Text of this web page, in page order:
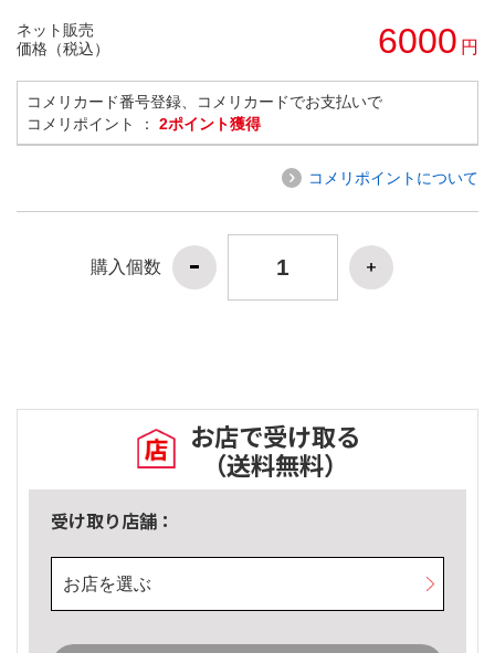
ネット販売
価格（税込）
6000 円
コメリカード番号登録、コメリカードでお支払いで
コメリポイント ： 2ポイント獲得
コメリポイントについて
購入個数
お店で受け取る
（送料無料）
受け取り店舗：
お店を選ぶ